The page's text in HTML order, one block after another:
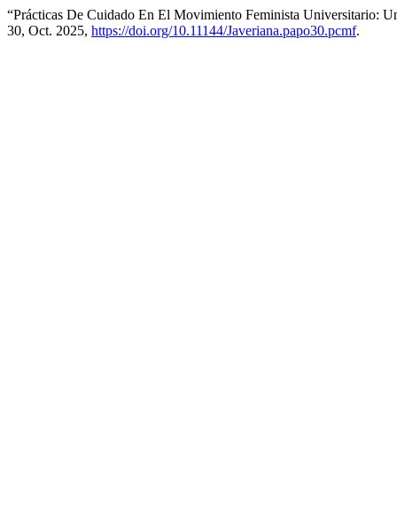
“Prácticas De Cuidado En El Movimiento Feminista Universitario:
30, Oct. 2025, https://doi.org/10.11144/Javeriana.papo30.pcmf.